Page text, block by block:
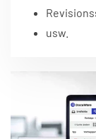
usw.